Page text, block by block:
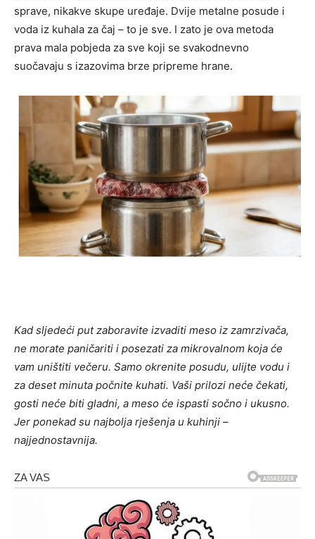
sprave, nikakve skupe uređaje. Dvije metalne posude i
voda iz kuhala za čaj – to je sve. I zato je ova metoda
prava mala pobjeda za sve koji se svakodnevno
suočavaju s izazovima brze pripreme hrane.
Kad sljedeći put zaboravite izvaditi meso iz zamrzivača,
ne morate paničariti i posezati za mikrovalnom koja će
vam uništiti večeru. Samo okrenite posudu, ulijte vodu i
za deset minuta počnite kuhati. Vaši prilozi neće čekati,
gosti neće biti gladni, a meso će ispasti sočno i ukusno.
Jer ponekad su najbolja rješenja u kuhinji –
najjednostavnija.